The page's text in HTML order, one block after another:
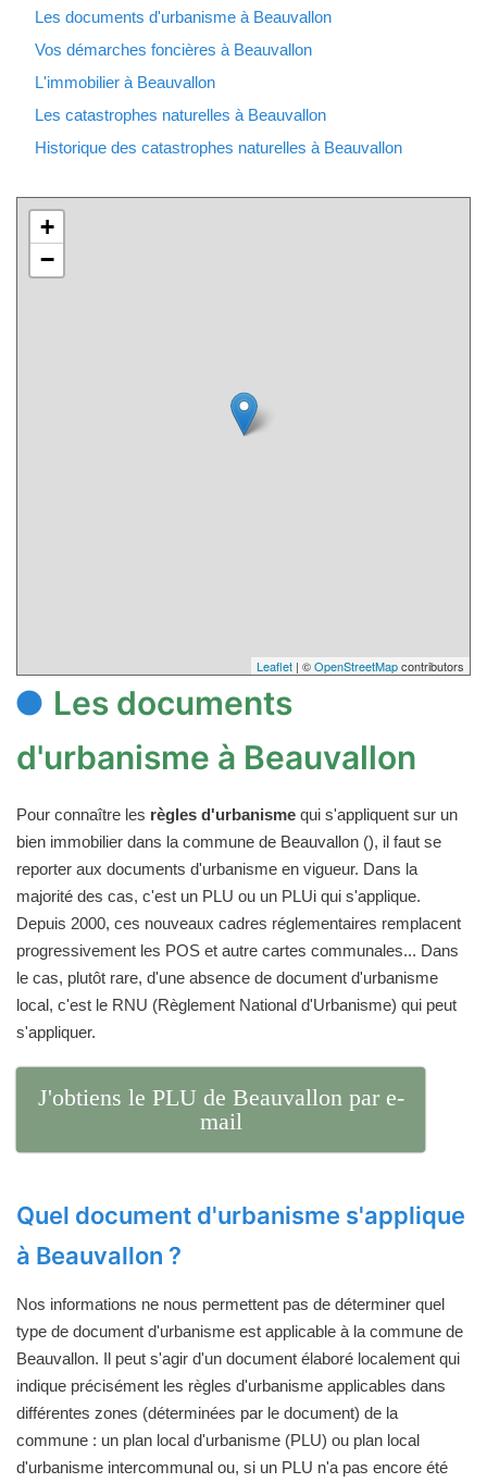
Les documents d'urbanisme à Beauvallon
Vos démarches foncières à Beauvallon
L'immobilier à Beauvallon
Les catastrophes naturelles à Beauvallon
Historique des catastrophes naturelles à Beauvallon
+
−
Leaflet | ©OpenStreetMapcontributors
Les documents
d'urbanisme à Beauvallon
Pour connaître les règles d'urbanisme qui s'appliquent sur un
bien immobilier dans la commune de Beauvallon (), il faut se
reporter aux documents d'urbanisme en vigueur. Dans la
majorité des cas, c'est un PLU ou un PLUi qui s'applique.
Depuis 2000, ces nouveaux cadres réglementaires remplacent
progressivement les POS et autre cartes communales... Dans
le cas, plutôt rare, d'une absence de document d'urbanisme
local, c'est le RNU (Règlement National d'Urbanisme) qui peut
s'appliquer.
J'obtiens le PLU de Beauvallon par e-
mail
Quel document d'urbanisme s'applique
à Beauvallon ?
Nos informations ne nous permettent pas de déterminer quel
type de document d'urbanisme est applicable à la commune de
Beauvallon. Il peut s'agir d'un document élaboré localement qui
indique précisément les règles d'urbanisme applicables dans
différentes zones (déterminées par le document) de la
commune : un plan local d'urbanisme (PLU) ou plan local
d'urbanisme intercommunal ou, si un PLU n'a pas encore été